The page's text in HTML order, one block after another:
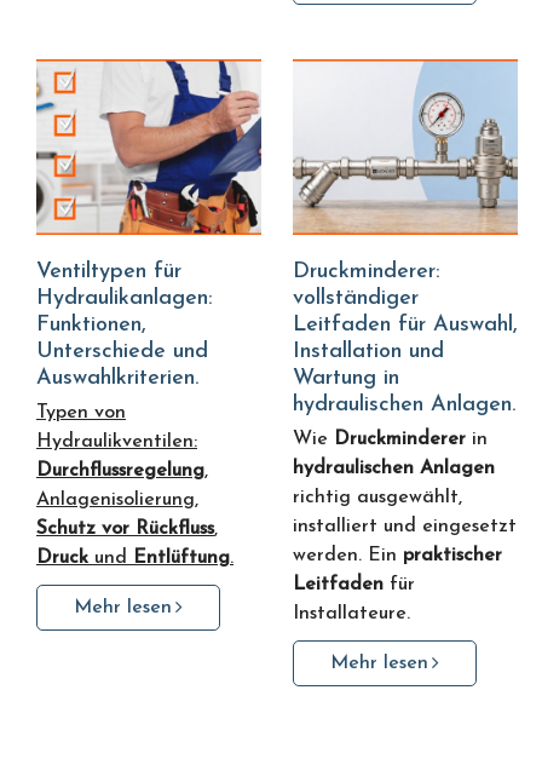
Ventiltypen für
Hydraulikanlagen:
Funktionen,
Unterschiede und
Auswahlkriterien.
Typen von
Hydraulikventilen:
Durchflussregelung,
Anlagenisolierung,
Schutz vor Rückfluss,
Druck und Entlüftung.
Mehr lesen
Druckminderer:
vollständiger
Leitfaden für Auswahl,
Installation und
Wartung in
hydraulischen Anlagen.
Wie Druckminderer in
hydraulischen Anlagen
richtig ausgewählt,
installiert und eingesetzt
werden. Ein praktischer
Leitfaden für
Installateure.
Mehr lesen